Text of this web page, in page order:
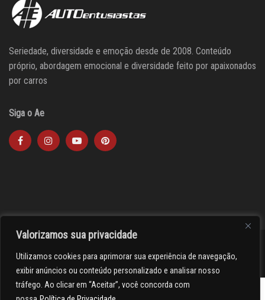
Valorizamos sua privacidade
Utilizamos cookies para aprimorar sua experiência de navegação,
exibir anúncios ou conteúdo personalizado e analisar nosso
tráfego. Ao clicar em “Aceitar”, você concorda com
Seriedade, diversidade e emoção desde de 2008. Conteúdo
próprio, abordagem emocional e diversidade feito por apaixonados
por carros
Siga o Ae
><(((º> 17
Select Language▼